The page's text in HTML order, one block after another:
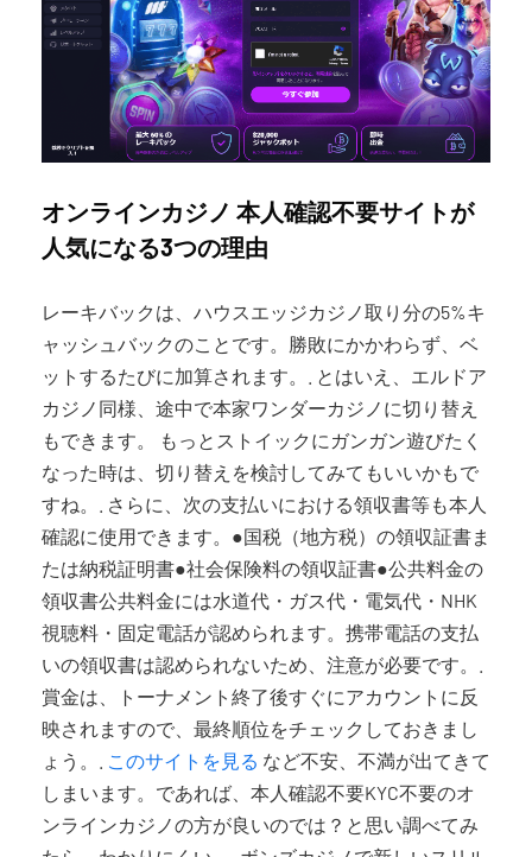
オンラインカジノ 本人確認不要サイトが
人気になる3つの理由
レーキバックは、ハウスエッジカジノ取り分の5%キ
ャッシュバックのことです。勝敗にかかわらず、ベ
ットするたびに加算されます。. とはいえ、エルドア
カジノ同様、途中で本家ワンダーカジノに切り替え
もできます。 もっとストイックにガンガン遊びたく
なった時は、切り替えを検討してみてもいいかもで
すね。. さらに、次の支払いにおける領収書等も本人
確認に使用できます。●国税（地方税）の領収証書ま
たは納税証明書●社会保険料の領収証書●公共料金の
領収書公共料金には水道代・ガス代・電気代・NHK
視聴料・固定電話が認められます。携帯電話の支払
いの領収書は認められないため、注意が必要です。.
賞金は、トーナメント終了後すぐにアカウントに反
映されますので、最終順位をチェックしておきまし
ょう。.
このサイトを見る など不安、不満が出てきて
しまいます。であれば、本人確認不要KYC不要のオ
ンラインカジノの方が良いのでは？と思い調べてみ